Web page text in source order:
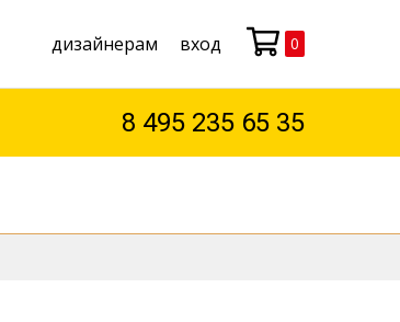
дизайнерам вход Моя корзина
0
8 495 235 65 35